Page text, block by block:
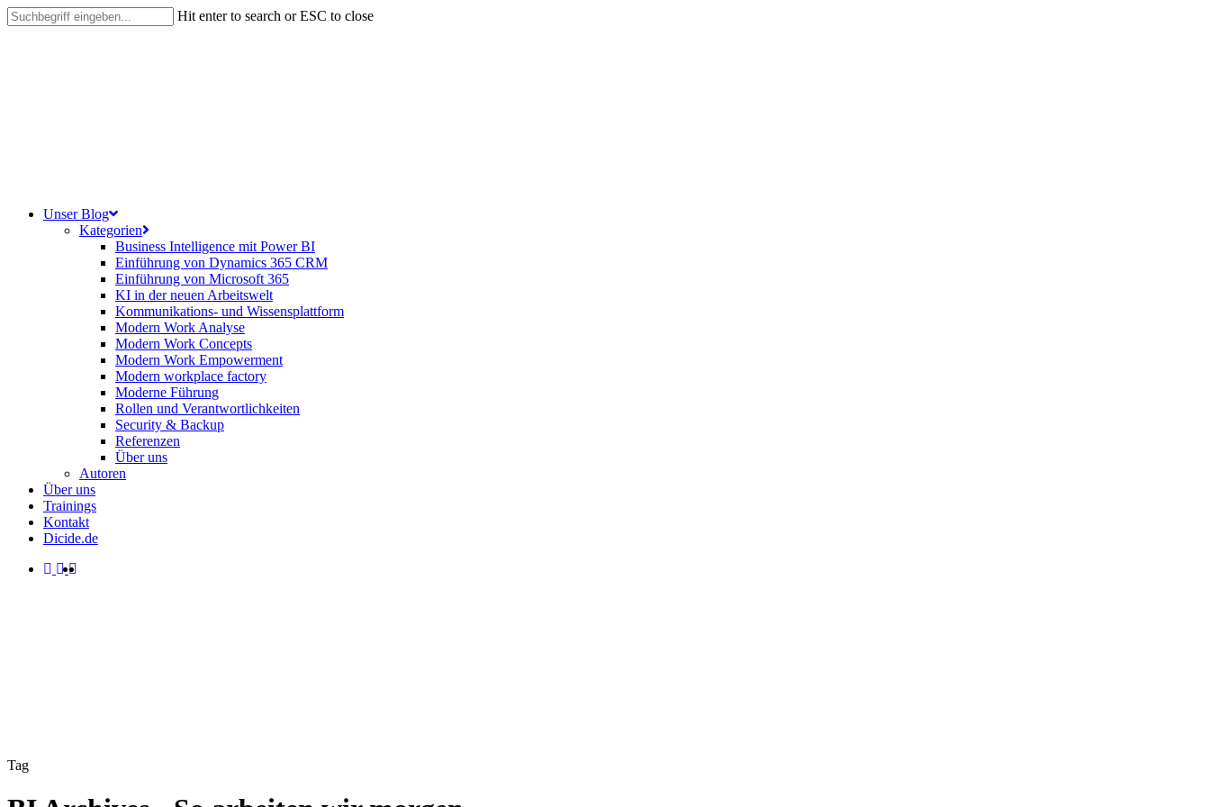
Skip
to
Hit enter to search or ESC to close
search
Menu
Unser Blog
Kategorien
Business Intelligence mit Power BI
Einführung von Dynamics 365 CRM
Einführung von Microsoft 365
KI in der neuen Arbeitswelt
Kommunikations- und Wissensplattform
Modern Work Analyse
Modern Work Concepts
Modern Work Empowerment
Modern workplace factory
Moderne Führung
Rollen und Verantwortlichkeiten
Security & Backup
Referenzen
Über uns
Autoren
Über uns
Trainings
Kontakt
Dicide.de
facebook
linkedin
instagram
Tag